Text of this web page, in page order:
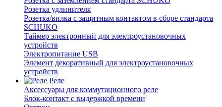
Розетка удлинителя
Розетка/вилка с защитным контактом в сборе стандарта
SCHUKO
Таймер электронный для электроустановочных
устройств
Электропитание USB
Элемент декоративный для электроустановочных
устройств
Реле
Аксессуары для коммутационного реле
Блок-контакт с выдержкой времени